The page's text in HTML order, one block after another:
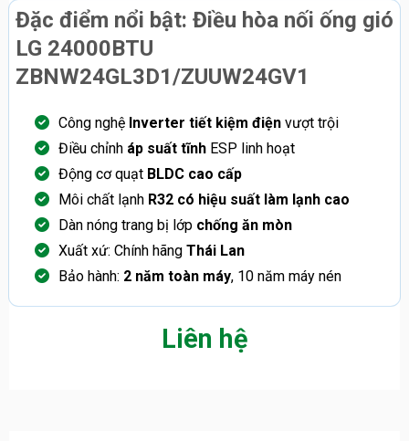
Đặc điểm nổi bật: Điều hòa nối ống gió
LG 24000BTU
ZBNW24GL3D1/ZUUW24GV1
Công nghệ Inverter tiết kiệm điệnvượt trội
Điều chỉnh áp suất tĩnhESP linh hoạt
Động cơ quạt BLDC cao cấp
Môi chất lạnh R32 có hiệu suất làm lạnh cao
Dàn nóng trang bị lớp chống ăn mòn
Xuất xứ: Chính hãng Thái Lan
Bảo hành: 2 năm toàn máy, 10 năm máy nén
Liên hệ